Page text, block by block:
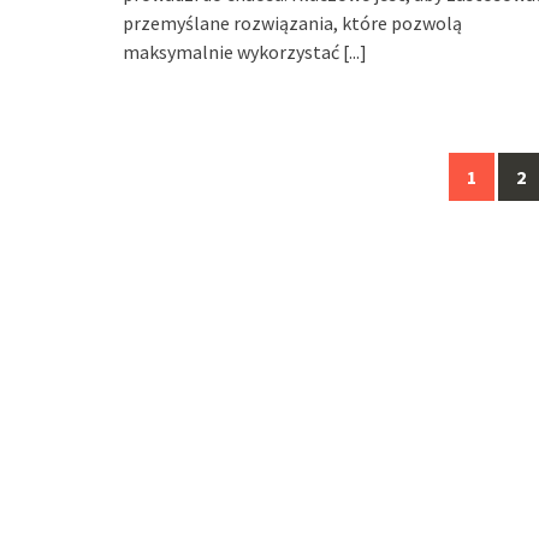
przemyślane rozwiązania, które pozwolą
maksymalnie wykorzystać [...]
1 2